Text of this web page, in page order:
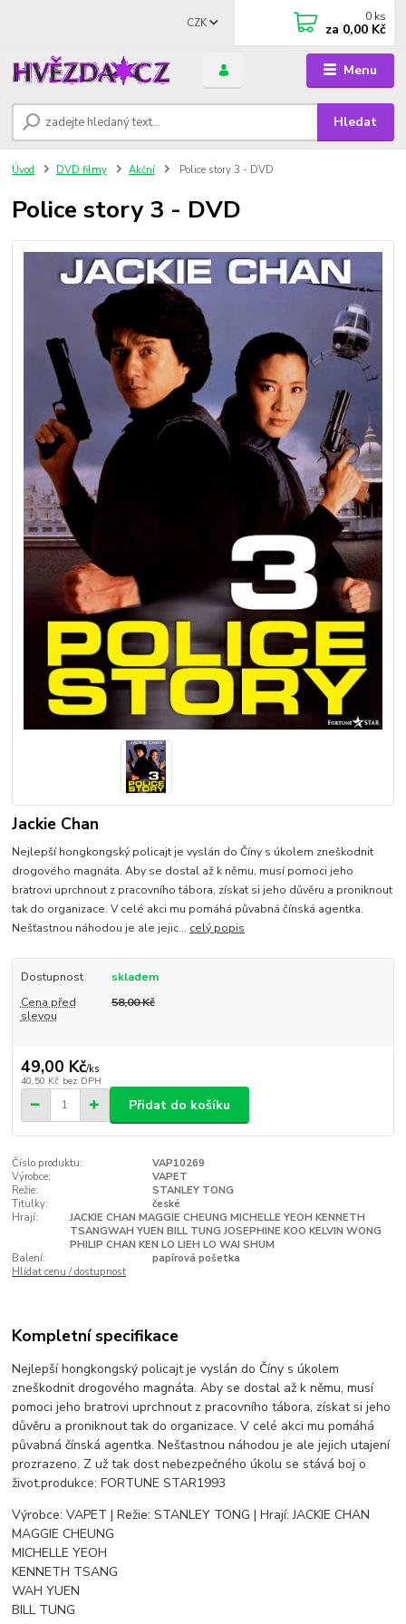
Menu
CZK
Hledat
0 ks
za 0,00 Kč
Úvod DVD filmy Akční Police story 3 - DVD
Police story 3 - DVD
Jackie Chan
Nejlepší hongkongský policajt je vyslán do Číny s úkolem zneškodnit
drogového magnáta. Aby se dostal až k němu, musí pomoci jeho
bratrovi uprchnout z pracovního tábora, získat si jeho důvěru a proniknout
tak do organizace. V celé akci mu pomáhá půvabná čínská agentka.
Nešťastnou náhodou je ale jejic... celý popis
Dostupnost
skladem
Cena před
slevou
58,00 Kč
49,00 Kč/ks
40,50 Kč bez DPH
Přidat do košíku
Číslo produktu:
VAP10269
Výrobce:
VAPET
Režie:
STANLEY TONG
Titulky:
české
Hrají:
JACKIE CHAN MAGGIE CHEUNG MICHELLE YEOH KENNETH
TSANGWAH YUEN BILL TUNG JOSEPHINE KOO KELVIN WONG
PHILIP CHAN KEN LO LIEH LO WAI SHUM
Balení:
papírová pošetka
Hlídat cenu / dostupnost
Kompletní specifikace
Nejlepší hongkongský policajt je vyslán do Číny s úkolem
zneškodnit drogového magnáta. Aby se dostal až k němu, musí
pomoci jeho bratrovi uprchnout z pracovního tábora, získat si jeho
důvěru a proniknout tak do organizace. V celé akci mu pomáhá
půvabná čínská agentka. Nešťastnou náhodou je ale jejich utajení
prozrazeno. Z už tak dost nebezpečného úkolu se stává boj o
život.produkce: FORTUNE STAR1993
Výrobce: VAPET | Režie: STANLEY TONG | Hrají: JACKIE CHAN
MAGGIE CHEUNG
MICHELLE YEOH
KENNETH TSANG
WAH YUEN
BILL TUNG